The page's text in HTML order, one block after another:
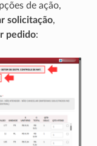
de ação,
solicitação,
pedido: